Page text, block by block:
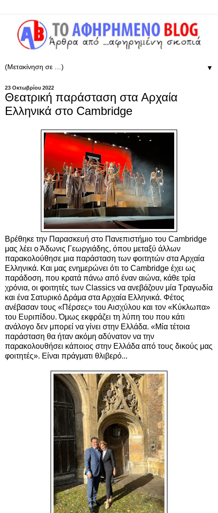
▼
23 Οκτωβρίου 2022
Θεατρική παράσταση στα Αρχαία
Ελληνικά στο Cambridge
Βρέθηκε την Παρασκευή στο Πανεπιστήμιο του Cambridge
μας λέει ο Άδωνις Γεωργιάδης, όπου μεταξύ άλλων
παρακολούθησε μια παράσταση των φοιτητών στα Αρχαία
Ελληνικά. Και μας ενημερώνει ότι το Cambridge έχει ως
παράδοση, που κρατά πάνω από έναν αιώνα, κάθε τρία
χρόνια, οι φοιτητές των Classics να ανεβάζουν μία Τραγωδία
και ένα Σατυρικό Δράμα στα Αρχαία Ελληνικά. Φέτος
ανέβασαν τους «Πέρσες» του Αισχύλου και τον «Κύκλωπα»
του Ευριπίδου. Όμως εκφράζει τη λύπη του που κάτι
ανάλογο δεν μπορεί να γίνει στην Ελλάδα. «Μία τέτοια
παράσταση θα ήταν ακόμη αδύνατον να την
παρακολουθήσει κάποιος στην Ελλάδα από τους δικούς μας
φοιτητές». Είναι πράγματι θλιβερό...